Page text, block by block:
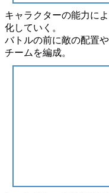
キャラクターの能力に
化していく。
バトルの前に敵の配置
チームを編成。